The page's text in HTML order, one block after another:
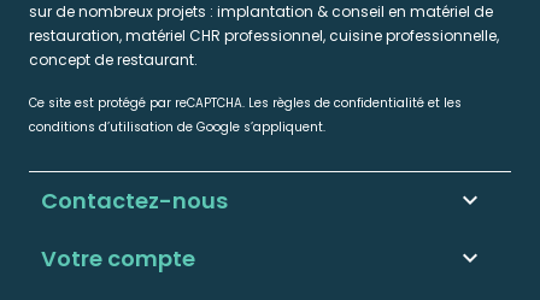
sur de nombreux projets : implantation & conseil en matériel de
restauration, matériel CHR professionnel, cuisine professionnelle,
concept de restaurant.
Ce site est protégé par reCAPTCHA. Les règles de confidentialité et les
conditions d’utilisation de Google s’appliquent.
Votre compte 
Contactez-nous keyboard_arrow_down